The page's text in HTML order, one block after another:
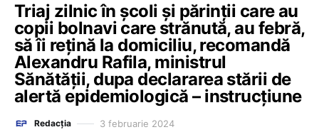
Triaj zilnic în școli și părinții care au
copii bolnavi care strănută, au febră,
să îi rețină la domiciliu, recomandă
Alexandru Rafila, ministrul
Sănătăţii, dupa declararea stării de
alertă epidemiologică – instrucțiune
Redacția 3 februarie 2024